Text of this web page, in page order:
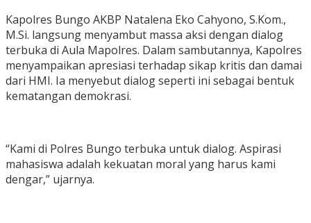
Kapolres Bungo AKBP Natalena Eko Cahyono, S.Kom.,
M.Si. langsung menyambut massa aksi dengan dialog
terbuka di Aula Mapolres. Dalam sambutannya, Kapolres
menyampaikan apresiasi terhadap sikap kritis dan damai
dari HMI. Ia menyebut dialog seperti ini sebagai bentuk
kematangan demokrasi.
“Kami di Polres Bungo terbuka untuk dialog. Aspirasi
mahasiswa adalah kekuatan moral yang harus kami
dengar,” ujarnya.